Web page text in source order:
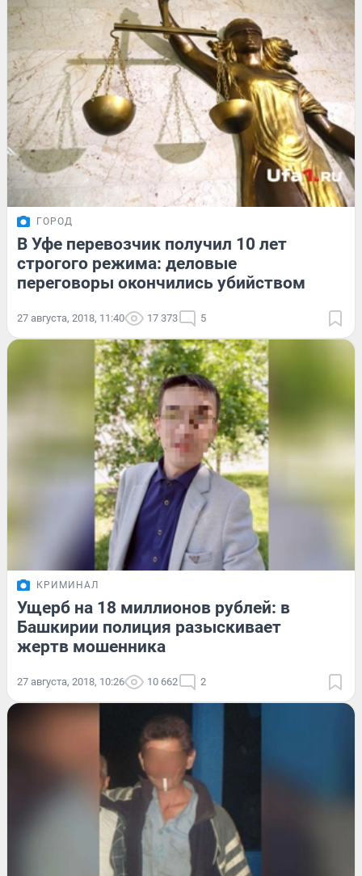
ГОРОД
В Уфе перевозчик получил 10 лет
строгого режима: деловые
переговоры окончились убийством
27 августа, 2018, 11:40 17 373 5
КРИМИНАЛ
Ущерб на 18 миллионов рублей: в
Башкирии полиция разыскивает
жертв мошенника
27 августа, 2018, 10:26 10 662 2